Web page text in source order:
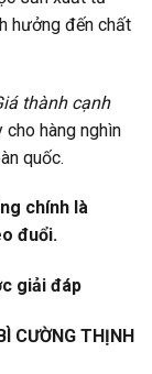
hưởng đến chất
thành cạnh
cho hàng nghìn
quốc.
chính là
đuổi.
giải đáp
CƯỜNG THỊNH